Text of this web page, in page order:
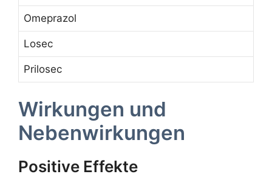
Omeprazol
Losec
Prilosec
Wirkungen und
Nebenwirkungen
Positive Effekte